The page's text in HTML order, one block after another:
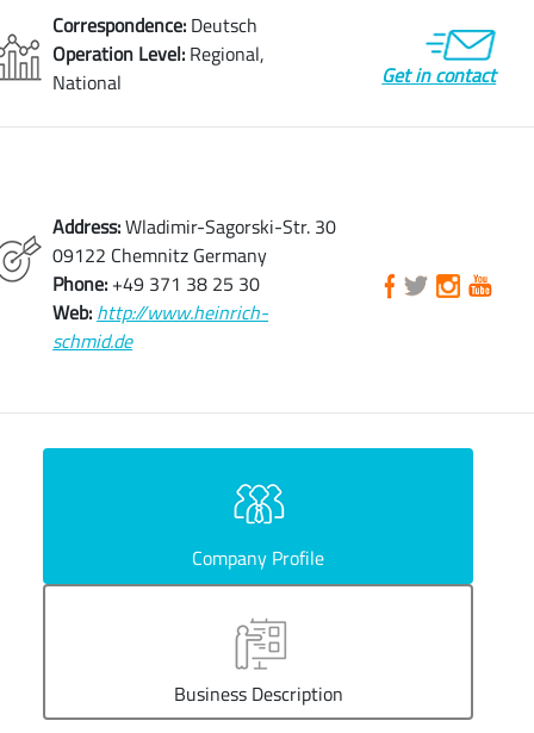
Correspondence: Deutsch
Operation Level: Regional,
National
Get in contact
Address:Wladimir-Sagorski-Str. 30
09122 Chemnitz Germany
Phone: +49 371 38 25 30
Web: http://www.heinrich-
schmid.de
Company Profile
Business Description